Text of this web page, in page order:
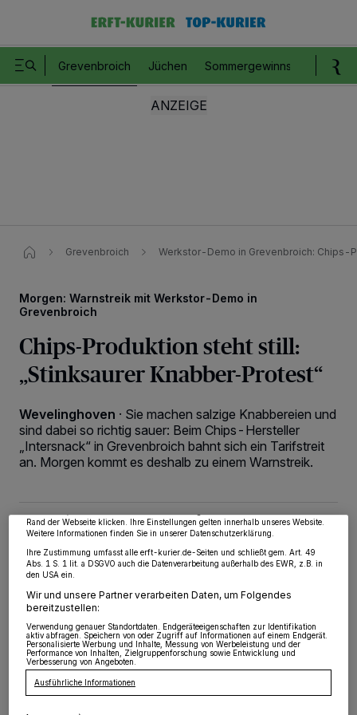
Grevenbroich Jüchen Sommergewinnspiel
Grevenbroich Werkstor-Demo in Grevenbroich: Chips-
Morgen: Warnstreik mit Werkstor-Demo in
Grevenbroich
Chips-Produktion steht still:
„Stinksaurer Knabber-Protest“
Wevelinghoven · Sie machen salzige Knabbereien und
sind dabei so richtig sauer: Beim Chips-Hersteller
„Intersnack“ in Grevenbroich bahnt sich ein Tarifstreit
an. Morgen kommt es deshalb zu einem Warnstreik.
11.08.2024 , 19:58 Uhr 2 Minuten Lesezeit
D as kündigt die Gewerkschaft Nahrung-
Genuss-Gaststätten (NGG) an. Die
Wir und unsere218-Partner speichern und greifen auf personenbezogene Daten
wie Browserdaten oder eindeutige Kennungen auf Ihrem Gerät zu. Durch Auswahl
von OK aktivieren Sie Tracking-Technologien für die unter „Wir und unsere
Partner verarbeiten Daten, um Ihnen Dienste bereitzustellen“ aufgeführten
Rand der Webseite klicken. Ihre Einstellungen gelten innerhalb unseres Website.
Weitere Informationen finden Sie in unserer Datenschutzerklärung.
Ihre Zustimmung umfasst alle erft-kurier.de-Seiten und schließt gem. Art. 49
Abs. 1 S. 1 lit. a DSGVO auch die Datenverarbeitung außerhalb des EWR, z.B. in
den USA ein.
Wir und unsere Partner verarbeiten Daten, um Folgendes
bereitzustellen:
Verwendung genauer Standortdaten. Endgeräteeigenschaften zur Identifikation
aktiv abfragen. Speichern von oder Zugriff auf Informationen auf einem Endgerät.
Personalisierte Werbung und Inhalte, Messung von Werbeleistung und der
Performance von Inhalten, Zielgruppenforschung sowie Entwicklung und
Verbesserung von Angeboten.
Ausführliche Informationen